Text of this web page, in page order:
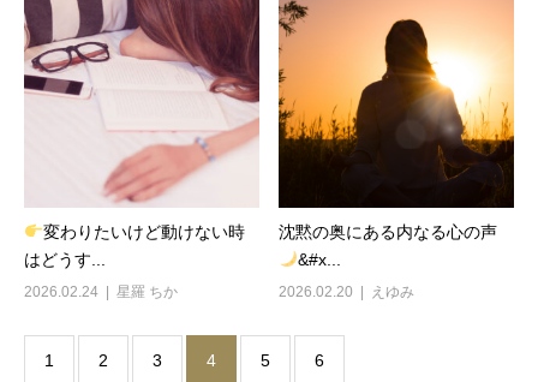
変わりたいけど動けない時
はどうす...
2026.02.24 星羅 ちか
沈黙の奥にある内なる心の声
&#x...
2026.02.20 えゆみ
1 2 3 4 5 6